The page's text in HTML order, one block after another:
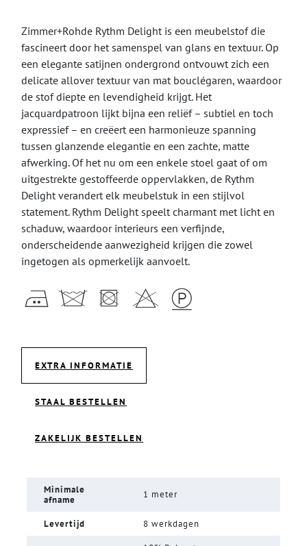
Zimmer+Rohde Rythm Delight is een meubelstof die
fascineert door het samenspel van glans en textuur. Op
een elegante satijnen ondergrond ontvouwt zich een
delicate allover textuur van mat bouclégaren, waardoor
de stof diepte en levendigheid krijgt. Het
jacquardpatroon lijkt bijna een reliëf – subtiel en toch
expressief – en creëert een harmonieuze spanning
tussen glanzende elegantie en een zachte, matte
afwerking. Of het nu om een ​​enkele stoel gaat of om
uitgestrekte gestoffeerde oppervlakken, de Rythm
Delight verandert elk meubelstuk in een stijlvol
statement. Rythm Delight speelt charmant met licht en
schaduw, waardoor interieurs een verfijnde,
onderscheidende aanwezigheid krijgen die zowel
ingetogen als opmerkelijk aanvoelt.
EXTRA INFORMATIE
STAAL BESTELLEN
ZAKELIJK BESTELLEN
Minimale
afname
1 meter
Levertijd 8 werkdagen